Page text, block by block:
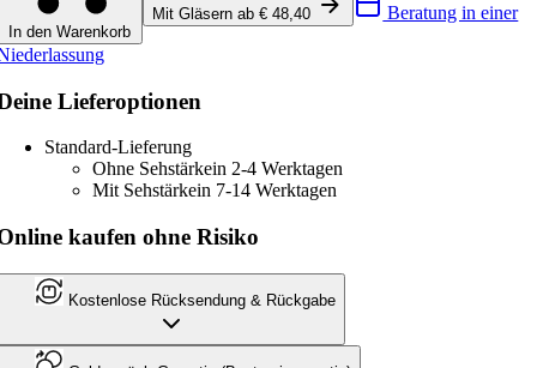
In den Warenkorb
Mit Gläsern ab € 48,40 Beratung in einer
Lieferoptionen
Standard-Lieferung
Ohne Sehstärkein 2-4 Werktagen
Mit Sehstärkein 7-14 Werktagen
kaufen ohne Risiko
Kostenlose Rücksendung & Rückgabe